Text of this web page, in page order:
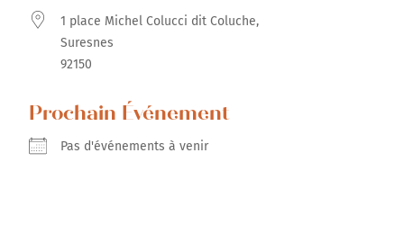
1 place Michel Colucci dit Coluche,
Suresnes
92150
Prochain Événement
Pas d'événements à venir